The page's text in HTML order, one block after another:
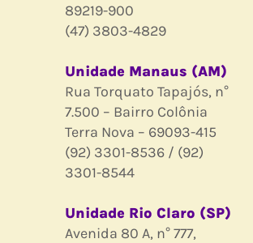
89219-900
(47) 3803-4829
Unidade Manaus (AM)
Rua Torquato Tapajós, n°
7.500 – Bairro Colônia
Terra Nova – 69093-415
(92) 3301-8536 / (92)
3301-8544
Unidade Rio Claro (SP)
Avenida 80 A, n° 777,